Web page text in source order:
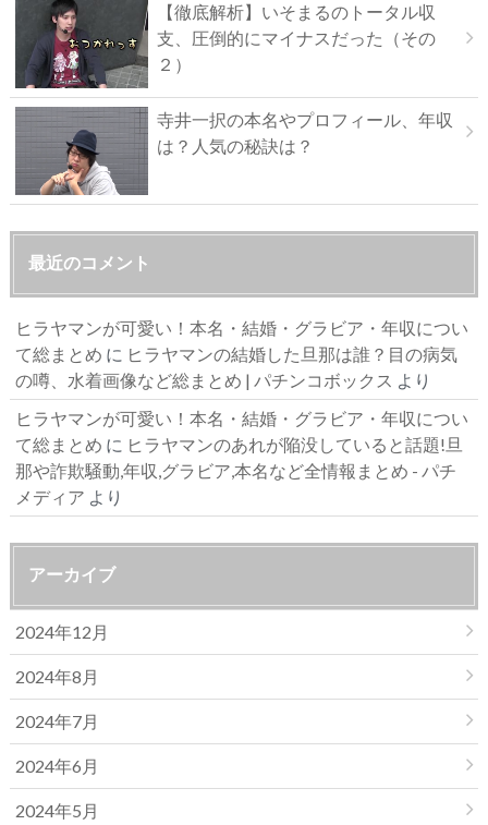
【徹底解析】いそまるのトータル収
支、圧倒的にマイナスだった（その
２）
寺井一択の本名やプロフィール、年収
は？人気の秘訣は？
最近のコメント
ヒラヤマンが可愛い！本名・結婚・グラビア・年収につい
て総まとめ に ヒラヤマンの結婚した旦那は誰？目の病気
の噂、水着画像など総まとめ | パチンコボックス より
ヒラヤマンが可愛い！本名・結婚・グラビア・年収につい
て総まとめ に ヒラヤマンのあれが陥没していると話題!旦
那や詐欺騒動,年収,グラビア,本名など全情報まとめ - パチ
メディア より
アーカイブ
2024年12月
2024年8月
2024年7月
2024年6月
2024年5月